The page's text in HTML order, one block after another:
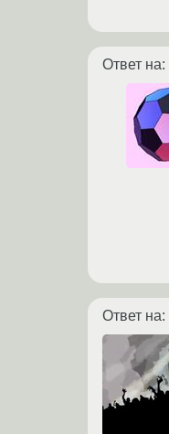
Ответ на:
Ответ на: